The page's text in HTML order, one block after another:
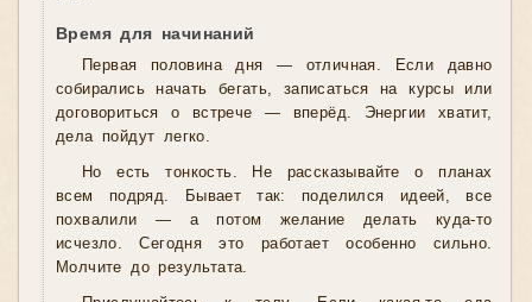
Время для начинаний
Первая половина дня — отличная. Если давно
собирались начать бегать, записаться на курсы или
договориться о встрече — вперёд. Энергии хватит,
дела пойдут легко.
Но есть тонкость. Не рассказывайте о планах
всем подряд. Бывает так: поделился идеей, все
похвалили — а потом желание делать куда-то
исчезло. Сегодня это работает особенно сильно.
Молчите до результата.